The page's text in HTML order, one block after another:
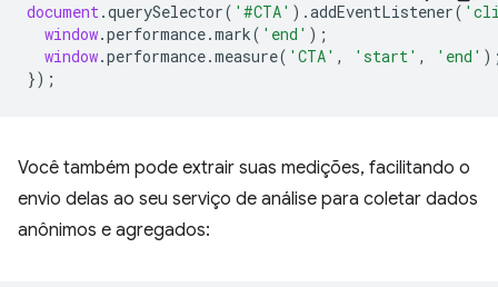
document.querySelector( '#CTA' ).addEventListener(
window.performance.mark( 'end' );
window.performance.measure( 'CTA' , 'start' , 'end'
});
Você também pode extrair suas medições, facilitando o
envio delas ao seu serviço de análise para coletar dados
anônimos e agregados: